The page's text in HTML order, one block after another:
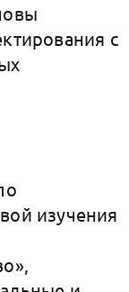
с
изучения